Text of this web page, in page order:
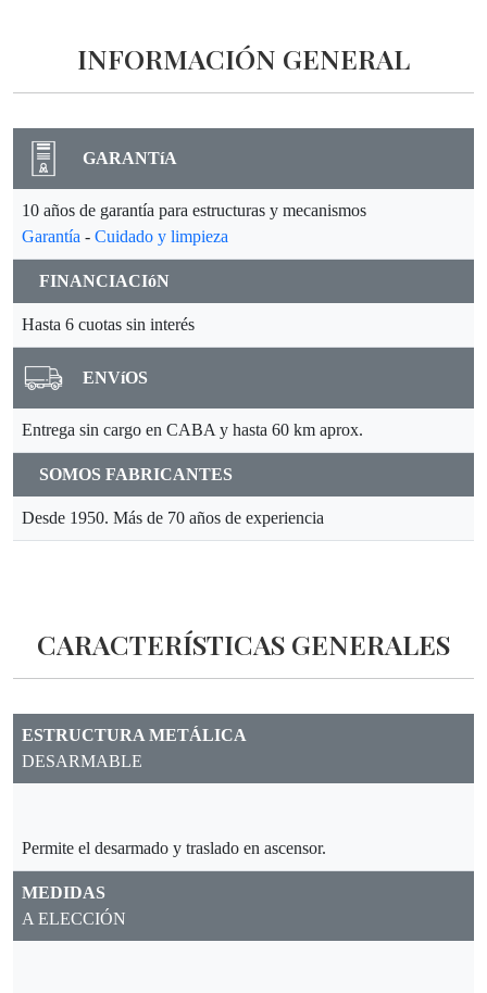
INFORMACIÓN GENERAL
GARANTíA
10 años de garantía para estructuras y mecanismos
Garantía - Cuidado y limpieza
FINANCIACIóN
Hasta 6 cuotas sin interés
ENVíOS
Entrega sin cargo en CABA y hasta 60 km aprox.
SOMOS FABRICANTES
Desde 1950. Más de 70 años de experiencia
CARACTERÍSTICAS GENERALES
ESTRUCTURA METÁLICA
DESARMABLE
Permite el desarmado y traslado en ascensor.
MEDIDAS
A ELECCIÓN